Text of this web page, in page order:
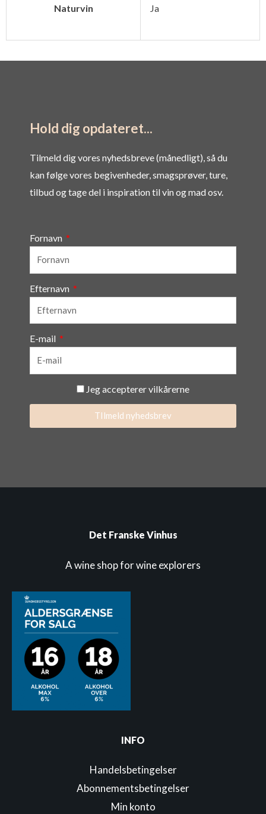
Naturvin Ja
Hold dig opdateret...
Tilmeld dig vores nyhedsbreve (månedligt), så du
kan følge vores begivenheder, smagsprøver, ture,
tilbud og tage del i inspiration til vin og mad osv.
Fornavn
Efternavn
E-mail
Jeg accepterer vilkårerne
TIlmeld nyhedsbrev
Det Franske Vinhus
A wine shop for wine explorers
INFO
Handelsbetingelser
Abonnementsbetingelser
Min konto